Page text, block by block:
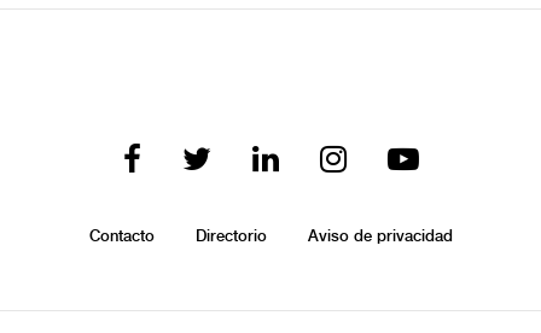
Contacto Directorio Aviso de privacidad